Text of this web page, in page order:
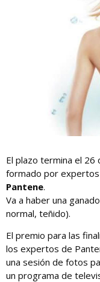
El plazo termina el
formado por expertos
Pantene.
Va a haber una
normal, teñido).
El premio para las
los expertos de
una sesión de fotos
un programa de